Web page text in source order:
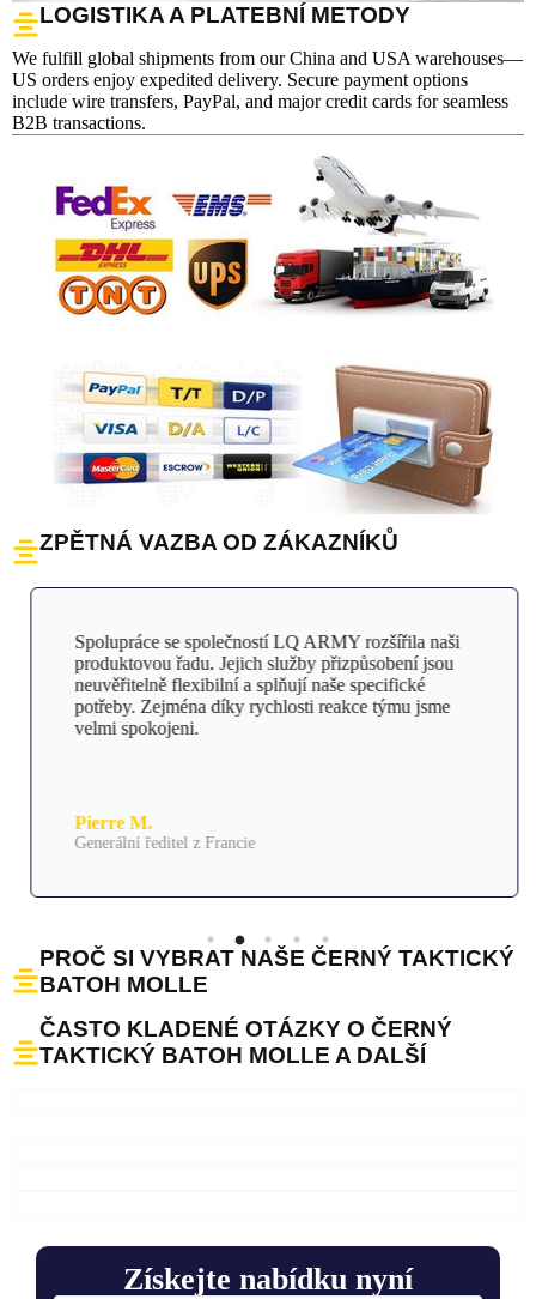
Získejte nabídku nyní
LOGISTIKA A PLATEBNÍ METODY
We fulfill global shipments from our China and USA warehouses—
US orders enjoy expedited delivery. Secure payment options
include wire transfers, PayPal, and major credit cards for seamless
B2B transactions.
ZPĚTNÁ VAZBA OD ZÁKAZNÍKŮ
Spolupráce se společností LQ ARMY rozšířila naši
produktovou řadu. Jejich služby přizpůsobení jsou
neuvěřitelně flexibilní a splňují naše specifické
potřeby. Zejména díky rychlosti reakce týmu jsme
velmi spokojeni.
Pierre M.
Generální ředitel z Francie
PROČ SI VYBRAT NAŠE ČERNÝ TAKTICKÝ
BATOH MOLLE
ČASTO KLADENÉ OTÁZKY O ČERNÝ
TAKTICKÝ BATOH MOLLE A DALŠÍ